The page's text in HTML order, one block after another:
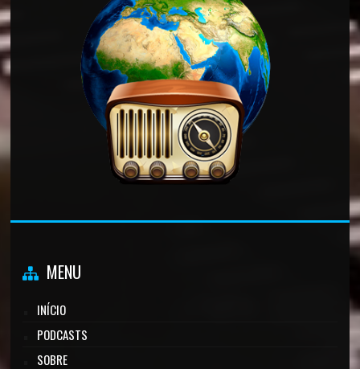
MENU
INÍCIO
PODCASTS
SOBRE